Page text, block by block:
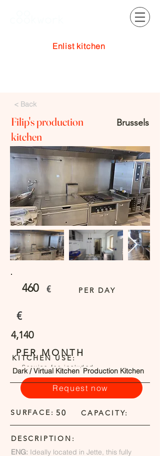
Enlist kitchen
< Back
Brussels
Filip's production
kitchen
460 € PER DAY
€
4,140
PER MONTH
Service fee included
Request now
KITCHEN USE:
Dark / Virtual Kitchen Production Kitchen
SURFACE: 50 CAPACITY:
DESCRIPTION:
ENG: Ideally located in Jette, this fully